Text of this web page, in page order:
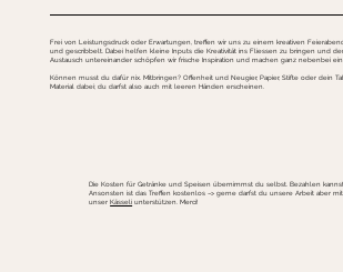
Frei von Leistungsdruck oder Erwartungen, treffen wir uns zu einem kreativen
und gescribbelt. Dabei helfen kleine Inputs die Kreativität ins Fliessen zu bringen und
Austausch untereinander schöpfen wir frische Inspiration und machen ganz nebenbei ein
Können musst du dafür nix. Mitbringen? Offenheit und Neugier, Papier, Stifte oder dein
Material dabei; du darfst also auch mit leeren Händen erscheinen.
Die Kosten für Getränke und Speisen übernimmst du selbst. Bezahlen
Ansonsten ist das Treffen kostenlos –> gerne darfst du unsere Arbeit aber
unserKässeli unterstützen. Merci!